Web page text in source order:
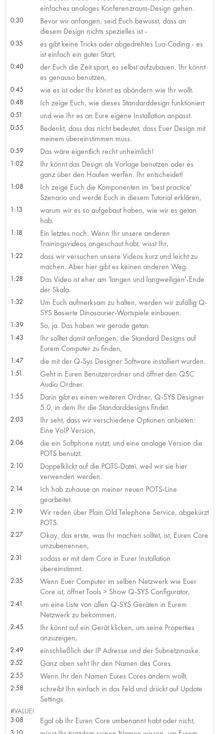
einfaches analoges Konferenzraum-Design gehen.
0:30
Bevor wir anfangen, seid Euch bewusst, dass an
diesem Design nichts spezielles ist -
0:35
es gibt keine Tricks oder abgedrehtes Lua-Coding - es
ist einfach ein guter Start,
0:40
der Euch die Zeit spart, es selbst aufzubauen. Ihr könnt
es genauso benutzen,
0:45 wie es ist oder Ihr könnt es abändern wie Ihr wollt.
0:48 Ich zeige Euch, wie dieses Standarddesign funktioniert
0:51 und wie Ihr es an Eure eigene Installation anpasst.
0:55
Bedenkt, dass das nicht bedeutet, dass Euer Design mit
meinem übereinstimmen muss.
0:59 Das wäre eigentlich recht unheimlich!
1:02
Ihr könnt das Design als Vorlage benutzen oder es
ganz über den Haufen werfen. Ihr entscheidet!
1:08
Ich zeige Euch die Komponenten im 'best practice'
Szenario und werde Euch in diesem Tutorial erklären,
1:13
warum wir es so aufgebaut haben, wie wir es getan
hab.
1:18
Ein letztes noch. Wenn Ihr unsere anderen
Trainingsvideos angeschaut habt, wisst Ihr,
1:22
dass wir versuchen unsere Videos kurz und leicht zu
machen. Aber hier gibt es keinen anderen Weg.
1:28
Das Video ist eher am 'langen und langweiligen'-Ende
der Skala.
1:32
Um Euch aufmerksam zu halten, werden wir zufällig Q-
SYS Basierte Dinosaurier-Wortspiele einbauen.
1:39 So, ja. Das haben wir gerade getan.
1:43
Ihr solltet damit anfangen, die Standard Designs auf
Eurem Computer zu finden,
1:47 die mit der Q-Sys Designer Software installiert wurden.
1:51
Geht in Euren Benutzerordner und öffnet den QSC
Audio Ordner.
1:55
Darin gibt es einen weiteren Ordner, Q-SYS Designer
5.0, in dem Ihr die Standarddesigns findet.
2:03
Ihr seht, dass wir verschiedene Optionen anbieten:
Eine VoIP Version,
2:06
die ein Softphone nutzt, und eine analoge Version die
POTS benutzt.
2:10
Doppelklickt auf die POTS-Datei, weil wir sie hier
verwenden werden.
2:14
Ich hab zuhause an meiner neuen POTS-Line
gearbeitet.
2:19
Wir reden über Plain Old Telephone Service, abgekürzt
POTS.
2:27
Okay, das erste, was Ihr machen solltet, ist, Euren Core
umzubenennen,
2:31
sodass er mit dem Core in Eurer Installation
übereinstimmt.
2:35
Wenn Euer Computer im selben Netzwerk wie Euer
Core ist, öffnet Tools > Show Q-SYS Configurator,
2:41
um eine Liste von allen Q-SYS Geräten in Eurem
Netzwerk zu bekommen.
2:45
Ihr könnt auf ein Gerät klicken, um seine Properties
anzuzeigen,
2:49 einschließlich der IP Adresse und der Subnetzmaske.
2:52 Ganz oben seht Ihr den Namen des Cores.
2:55 Wenn Ihr den Namen Eures Cores ändern wollt,
2:58
schreibt Ihn einfach in das Feld und drückt auf Update
Settings.
#VALUE!
3:08
Egal ob Ihr Euren Core umbenannt habt oder nicht,